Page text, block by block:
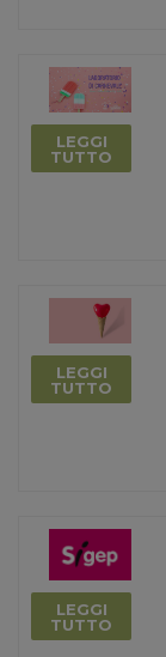
LEGGI
TUTTO
LEGGI
TUTTO
LEGGI
TUTTO